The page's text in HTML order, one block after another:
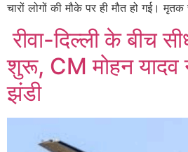
चारों लोगों की मौके पर ही मौत हो गई।
रीवा-दिल्ली के बीच
शुरू, CM मोहन यादव
झंडी